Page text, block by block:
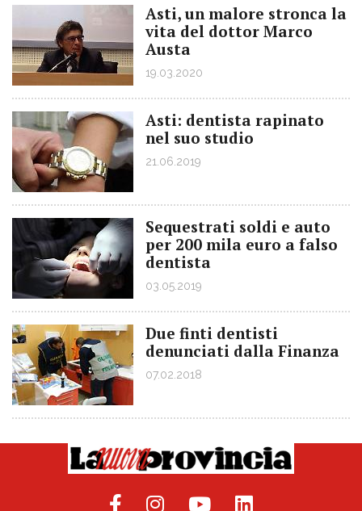
Asti, un malore stronca la
vita del dottor Marco
Austa
19.03.2020
Asti: dentista rapinato
nel suo studio
21.06.2019
Sequestrati soldi e auto
per 200 mila euro a falso
dentista
03.05.2019
Due finti dentisti
denunciati dalla Finanza
07.02.2018